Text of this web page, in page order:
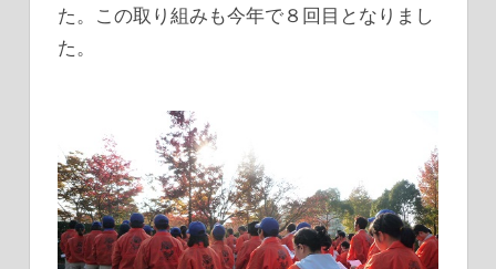
た。この取り組みも今年で８回目となりまし
た。